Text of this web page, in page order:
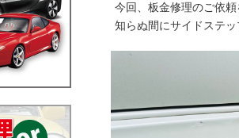
今回、板金修理のご依
知らぬ間にサイドステ